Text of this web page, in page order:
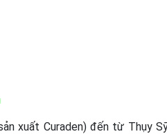
xuất Curaden) đến từ Thụy